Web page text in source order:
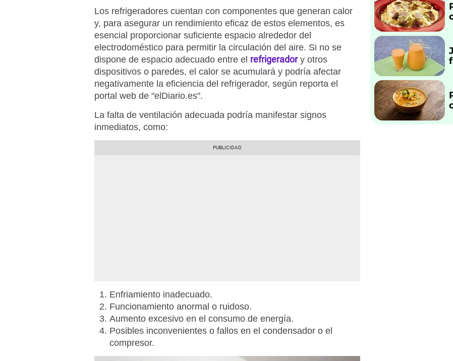
Los refrigeradores cuentan con componentes que generan calor
y, para asegurar un rendimiento eficaz de estos elementos, es
esencial proporcionar suficiente espacio alrededor del
electrodoméstico para permitir la circulación del aire. Si no se
dispone de espacio adecuado entre el refrigeradory otros
dispositivos o paredes, el calor se acumulará y podría afectar
negativamente la eficiencia del refrigerador, según reporta el
portal web de "elDiario.es".
La falta de ventilación adecuada podría manifestar signos
inmediatos, como:
Enfriamiento inadecuado.
Funcionamiento anormal o ruidoso.
Aumento excesivo en el consumo de energía.
Posibles inconvenientes o fallos en el condensador o el
compresor.